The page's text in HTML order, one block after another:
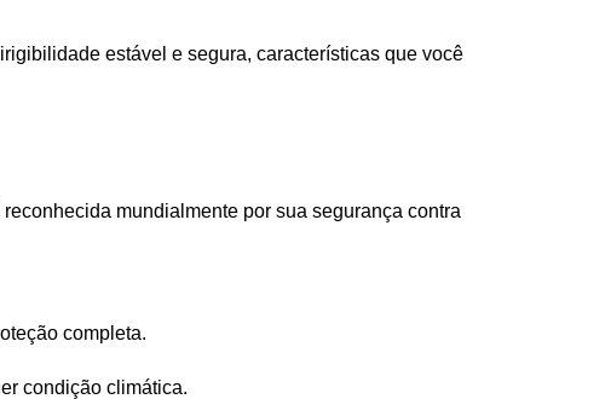
estável e segura, características que você
mundialmente por sua segurança contra
completa.
condição climática.